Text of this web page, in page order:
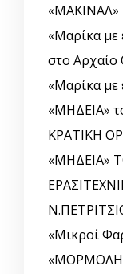
«Μαρίκα με
στο Αρχαίο
«Μαρίκα με
«ΜΗΔΕΙΑ»
ΚΡΑΤΙΚΗ
«ΜΗΔΕΙΑ»
«Μικροί